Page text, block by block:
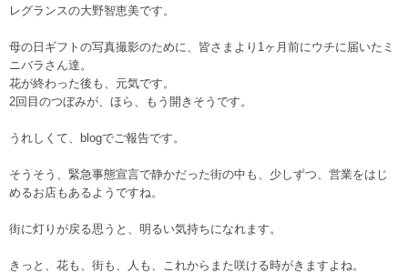
レグランスの大野智恵美です。
母の日ギフトの写真撮影のために、皆さまより1ヶ月前にウチに届いたミ
ニバラさん達。
花が終わった後も、元気です。
2回目のつぼみが、ほら、もう開きそうです。
うれしくて、blogでご報告です。
そうそう、緊急事態宣言で静かだった街の中も、少しずつ、営業をはじ
めるお店もあるようですね。
街に灯りが戻る思うと、明るい気持ちになれます。
きっと、花も、街も、人も、これからまた咲ける時がきますよね。